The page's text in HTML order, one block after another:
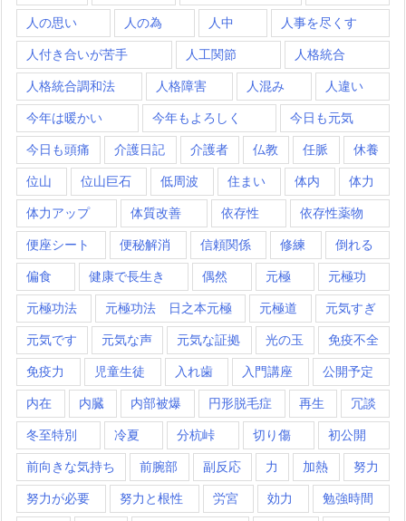
人の思い 人の為 人中 人事を尽くす
人付き合いが苦手 人工関節 人格統合
人格統合調和法 人格障害 人混み 人違い
今年は暖かい 今年もよろしく 今日も元気
今日も頭痛 介護日記 介護者 仏教 任脈 休養
位山 位山巨石 低周波 住まい 体内 体力
体力アップ 体質改善 依存性 依存性薬物
便座シート 便秘解消 信頼関係 修練 倒れる
偏食 健康で長生き 偶然 元極 元極功
元極功法 元極功法 日之本元極 元極道 元気すぎ
元気です 元気な声 元気な証拠 光の玉 免疫不全
免疫力 児童生徒 入れ歯 入門講座 公開予定
内在 内臓 内部被爆 円形脱毛症 再生 冗談
冬至特別 冷夏 分杭峠 切り傷 初公開
前向きな気持ち 前腕部 副反応 力 加熱 努力
努力が必要 努力と根性 労宮 効力 勉強時間